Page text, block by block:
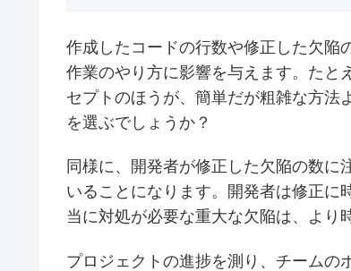
作成したコードの行数や修正した欠陥
作業のやり方に影響を与えます。たと
セプトのほうが、簡単だが粗雑な方法
を選ぶでしょうか？
同様に、開発者が修正した欠陥の数
いることになります。開発者は修正に
当に対処が必要な重大な欠陥は、より
プロジェクトの進捗を測り、チームの